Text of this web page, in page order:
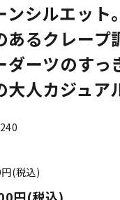
シルエット
るクレープ
ーツのすっ
人カジュア
(税込)